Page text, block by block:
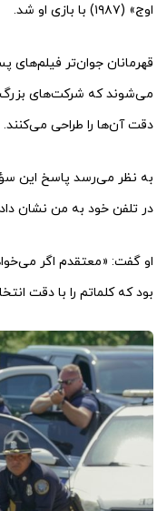
اوج» (۱۹۸۷) با بازی او شد.
قهرمانان جوان‌تر فیلم‌های
می‌شوند که شرکت‌های بزرگ
دقت آن‌ها را طراحی
به نظر می‌رسد پاسخ این
در تلفن خود به من نشان
او گفت: «معتقدم اگر
بود که کلماتم را با دقت